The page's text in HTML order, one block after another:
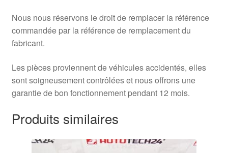
Nous nous réservons le droit de remplacer la référence
commandée par la référence de remplacement du
fabricant.
Les pièces proviennent de véhicules accidentés, elles
sont soigneusement contrôlées et nous offrons une
garantie de bon fonctionnement pendant 12 mois.
Produits similaires